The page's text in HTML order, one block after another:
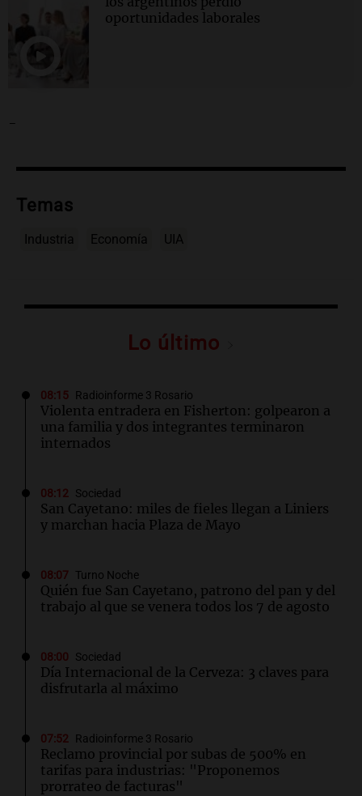
oportunidades laborales
-
Temas
Industria Economía UIA
Lo último
08:15 Radioinforme 3 Rosario
Violenta entradera en Fisherton: golpearon a
una familia y dos integrantes terminaron
internados
08:12 Sociedad
San Cayetano: miles de fieles llegan a Liniers
y marchan hacia Plaza de Mayo
08:07 Turno Noche
Quién fue San Cayetano, patrono del pan y del
trabajo al que se venera todos los 7 de agosto
08:00 Sociedad
Día Internacional de la Cerveza: 3 claves para
disfrutarla al máximo
07:52 Radioinforme 3 Rosario
Reclamo provincial por subas de 500% en
tarifas para industrias: "Proponemos
prorrateo de facturas"